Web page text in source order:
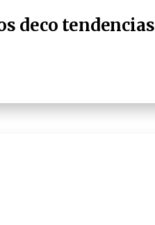
deco tendencias